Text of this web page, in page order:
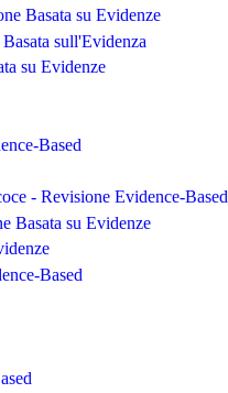
Basata su Evidenze
sull'Evidenza
su Evidenze
Based
- Revisione Evidence-Based
Basata su Evidenze
Based